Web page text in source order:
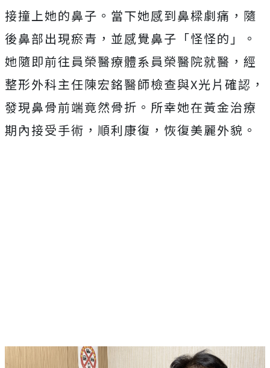
接撞上她的鼻子。當下她感到鼻樑劇痛，隨
後鼻部出現瘀青，並感覺鼻子「怪怪的」。
她隨即前往員榮醫療體系員榮醫院就醫，經
整形外科主任陳宏銘醫師檢查與X光片確認，
發現鼻骨前端竟然骨折。所幸她在黃金治療
期內接受手術，順利康復，恢復美麗外貌。